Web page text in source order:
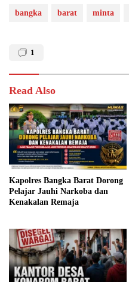
bangka barat minta
1
Read Also
Kapolres Bangka Barat Dorong
Pelajar Jauhi Narkoba dan
Kenakalan Remaja